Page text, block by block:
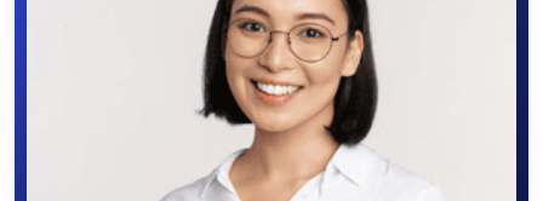
Скачайте приложение в Google Play –
крутите колесо фортуны, выигрывайте
бонусы, удобно ищите и размещайте
объявления - все это в нашем мобильном
приложении SALEX!